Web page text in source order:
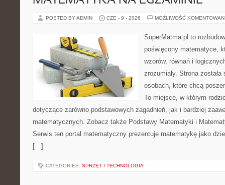
POSTED BY ADMIN CZE - 9 - 2026 MOŻLIWOŚĆ
SuperMatma.pl to
poświęcony matematyce,
wzorów, równań i
zrozumiały. Strona
osobach, które chcą
To miejsce, w którym
dotyczące zarówno podstawowych zagadnień, jak i bardziej
matematycznych. Zobacz także Podstawy Matematyki i
Serwis ten portal matematyczny prezentuje matematykę jako
[…]
CATEGORIES: SPRZĘT I TECHNOLOGIA